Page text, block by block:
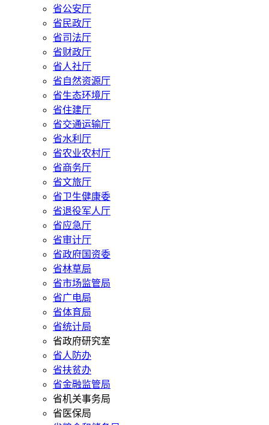
省公安厅
省民政厅
省司法厅
省财政厅
省人社厅
省自然资源厅
省生态环境厅
省住建厅
省交通运输厅
省水利厅
省农业农村厅
省商务厅
省文旅厅
省卫生健康委
省退役军人厅
省应急厅
省审计厅
省政府国资委
省林草局
省市场监管局
省广电局
省体育局
省统计局
省政府研究室
省人防办
省扶贫办
省金融监管局
省机关事务局
省医保局